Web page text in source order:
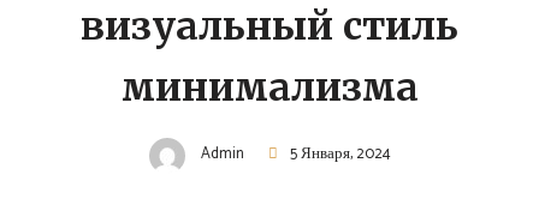
визуальный стиль
минимализма
Admin 5 Января, 2024